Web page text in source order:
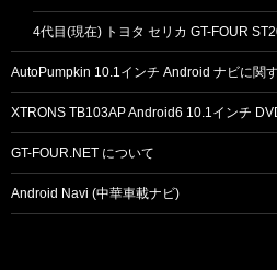
4代目(現在) トヨタ セリカ GT-FOUR
AutoPumpkin 10.1インチ Android ナビに関
XTRONS TB103AP Android6 10.1インチ
GT-FOUR.NET について
Android Navi (中華車載ナビ)